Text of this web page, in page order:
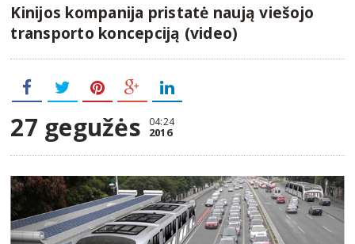
Kinijos kompanija pristatė naują viešojo
transporto koncepciją (video)
27 gegužės 04:24
2016